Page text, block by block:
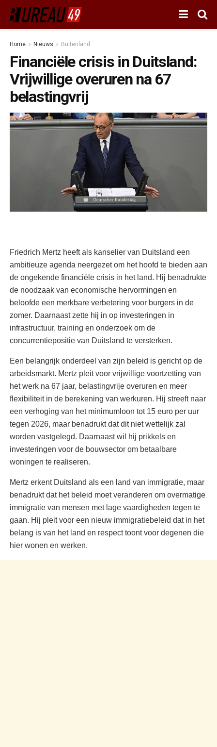
Home Nieuws Buitenland
Financiële crisis in Duitsland:
Vrijwillige overuren na 67
belastingvrij
Friedrich Mertz heeft als kanselier van Duitsland een
ambitieuze agenda neergezet om het hoofd te bieden aan
de ongekende financiële crisis in het land. Hij benadrukte
de noodzaak van economische hervormingen en
beloofde een merkbare verbetering voor burgers in de
zomer. Daarnaast zette hij in op investeringen in
infrastructuur, training en onderzoek om de
concurrentiepositie van Duitsland te versterken.
Een belangrijk onderdeel van zijn beleid is gericht op de
arbeidsmarkt. Mertz pleit voor vrijwillige voortzetting van
het werk na 67 jaar, belastingvrije overuren en meer
flexibiliteit in de berekening van werkuren. Hij streeft naar
een verhoging van het minimumloon tot 15 euro per uur
tegen 2026, maar benadrukt dat dit niet wettelijk zal
worden vastgelegd. Daarnaast wil hij prikkels en
investeringen voor de bouwsector om betaalbare
woningen te realiseren.
Mertz erkent Duitsland als een land van immigratie, maar
benadrukt dat het beleid moet veranderen om overmatige
immigratie van mensen met lage vaardigheden tegen te
gaan. Hij pleit voor een nieuw immigratiebeleid dat in het
belang is van het land en respect toont voor degenen die
hier wonen en werken.